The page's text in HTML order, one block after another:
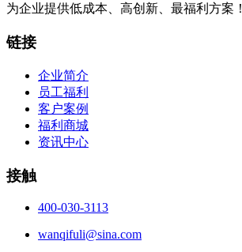
为企业提供低成本、高创新、最福利方案！
链接
企业简介
员工福利
客户案例
福利商城
资讯中心
接触
400-030-3113
wanqifuli@sina.com